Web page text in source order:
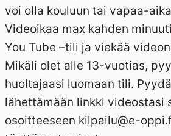
voi olla kouluun tai vapaa-
Videoikaa max kahden
You Tube –tili ja viekää
Mikäli olet alle 13-vuotias,
huoltajaasi luomaan tili.
lähettämään linkki videostasi
osoitteeseen kilpailu@e-